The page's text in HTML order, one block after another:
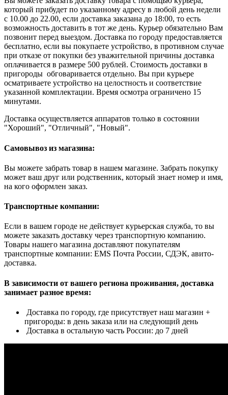
который прибудет по указанному адресу в любой день недели
с 10.00 до 22.00, если доставка заказана до 18:00, то есть
возможность доставить в тот же день. Курьер обязательно Вам
позвонит перед выездом. Доставка по городу предоставляется
бесплатно, если вы покупаете устройство, в противном случае
при отказе от покупки без уважительной причины доставка
оплачивается в размере 500 рублей. Стоимость доставки в
пригороды обговаривается отдельно. Вы при курьере
осматриваете устройство на целостность и соответствие
указанной комплектации. Время осмотра ограничено 15
минутами.
Доставка осуществляется аппаратов только в состоянии
"Хороший", "Отличный", "Новый".
Самовывоз из магазина:
Вы можете забрать товар в нашем магазине. Забрать покупку
может ваш друг или родственник, который знает номер и имя,
на кого оформлен заказ.
Транспортные компании:
Если в вашем городе не действует курьерская служба, то вы
можете заказать доставку через транспортную компанию.
Товары нашего магазина доставляют покупателям
транспортные компании: EMS Почта России, СДЭК, авито-
доставка.
В зависимости от вашего региона проживания, доставка
занимает разное время:
Доставка по городу, где присутствует наш магазин +
пригороды: в день заказа или на следующий день
Доставка в остальную часть России: до 7 дней